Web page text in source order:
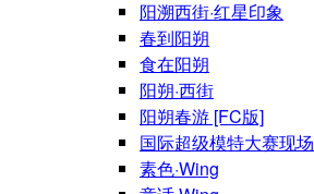
阳溯西街·红星印象
春到阳朔
食在阳朔
阳朔·西街
阳朔春游 [FC版]
国际超级模特大赛现场
素色·Wing